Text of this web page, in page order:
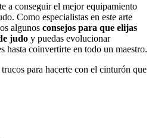
a conseguir el mejor equipamiento
Como especialistas en este arte
algunos consejos para que elijas
judo y puedas evolucionar
hasta coinvertirte en todo un maestro.
para hacerte con el cinturón que